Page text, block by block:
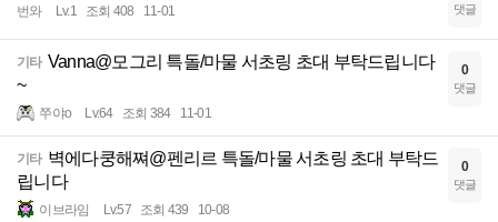
번와 Lv.1 조회 408 11-01 댓글
기타 Vanna@모그리 특돌/마물 서초링 초대 부탁드립니다
~
쭈야o Lv.64 조회 384 11-01
0
댓글
기타 벽에다쿵해쪄@펜리르 특돌/마물 서초링 초대 부탁드
립니다
이브라임 Lv.57 조회 439 10-08
0
댓글